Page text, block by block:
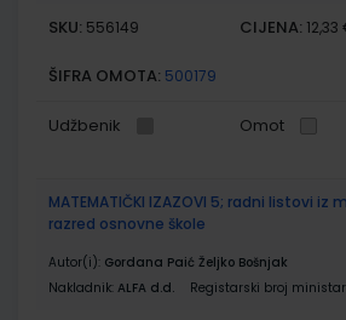
SKU: 556149 CIJENA: 12,33
ŠIFRA OMOTA: 500179
Udžbenik Omot
MATEMATIČKI IZAZOVI 5; radni listovi
razred osnovne škole
Autor(i): Gordana Paić Željko Bošnjak
Nakladnik: ALFA d.d. Registarski broj